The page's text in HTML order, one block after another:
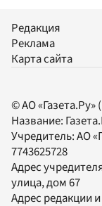
Редакция
Реклама
Карта сайта
© АО «Газета.Ру»
Название:
Учредитель:АО
7743625728
Адрес
улица, дом 67
Адрес редакции